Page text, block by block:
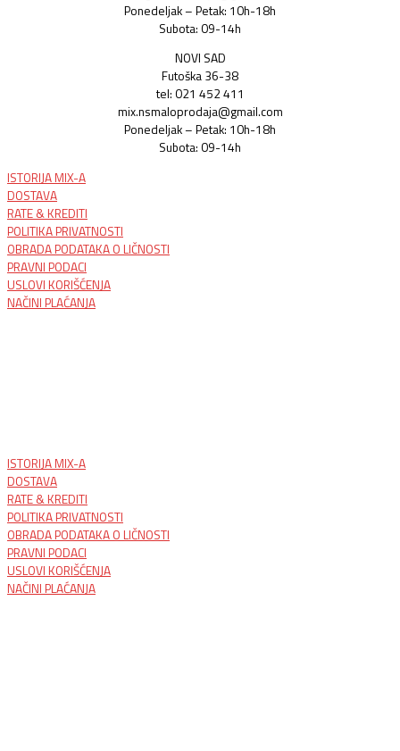
Ponedeljak – Petak: 10h-18h
Subota: 09-14h
NOVI SAD
Futoška 36-38
tel: 021 452 411
mix.nsmaloprodaja@gmail.com
Ponedeljak – Petak: 10h-18h
Subota: 09-14h
ISTORIJA MIX-A
DOSTAVA
RATE & KREDITI
POLITIKA PRIVATNOSTI
OBRADA PODATAKA O LIČNOSTI
PRAVNI PODACI
USLOVI KORIŠĆENJA
NAČINI PLAĆANJA
ISTORIJA MIX-A
DOSTAVA
RATE & KREDITI
POLITIKA PRIVATNOSTI
OBRADA PODATAKA O LIČNOSTI
PRAVNI PODACI
USLOVI KORIŠĆENJA
NAČINI PLAĆANJA